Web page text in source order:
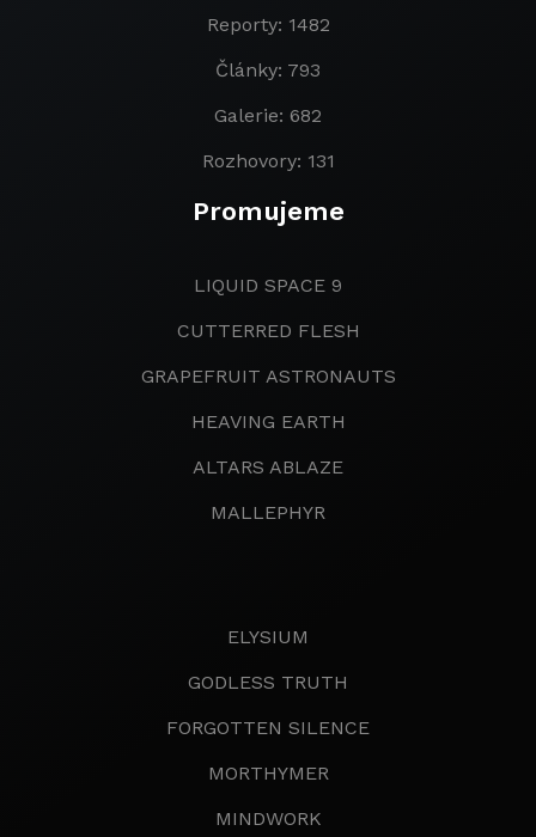
Reporty: 1482
Články: 793
Galerie: 682
Rozhovory: 131
Promujeme
LIQUID SPACE 9
CUTTERRED FLESH
GRAPEFRUIT ASTRONAUTS
HEAVING EARTH
ALTARS ABLAZE
MALLEPHYR
ELYSIUM
GODLESS TRUTH
FORGOTTEN SILENCE
MORTHYMER
MINDWORK